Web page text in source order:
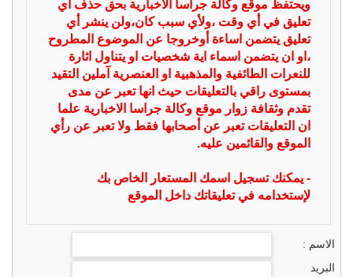
ويحتفظ موقع وكالة جراسا الاخبارية بحق حذف أي
تعليق في أي وقت ،ولأي سبب كان،ولن ينشر أي
تعليق يتضمن اساءة أوخروجا عن الموضوع المطروح
،او ان يتضمن اسماء اية شخصيات او يتناول اثارة
للنعرات الطائفية والمذهبية او العنصرية آملين التقيد
بمستوى راقي بالتعليقات حيث انها تعبر عن مدى
تقدم وثقافة زوار موقع وكالة جراسا الاخبارية علما
ان التعليقات تعبر عن أصحابها فقط ولا تعبر عن رأي
الموقع والقائمين عليه.
- يمكنك تسجيل اسمك المستعار الخاص بك
لإستخدامه في تعليقاتك داخل الموقع
الاسم :
البريد